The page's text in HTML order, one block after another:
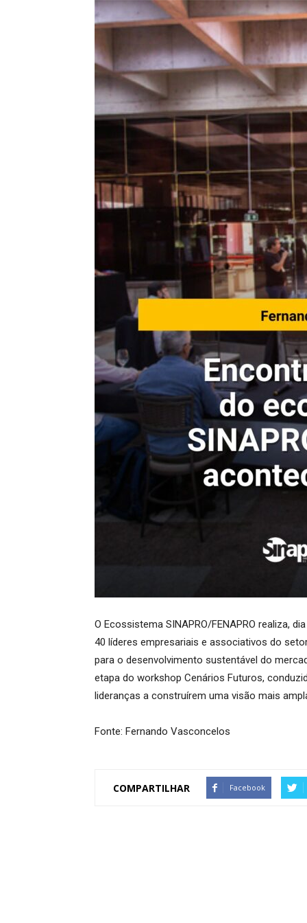
O Ecossistema SINAPRO/FENAPRO realiza,
40 líderes empresariais e associativos do
para o desenvolvimento sustentável do
etapa do workshop Cenários Futuros,
lideranças a construírem uma visão mais
Fonte: Fernando Vasconcelos
COMPARTILHAR Facebook